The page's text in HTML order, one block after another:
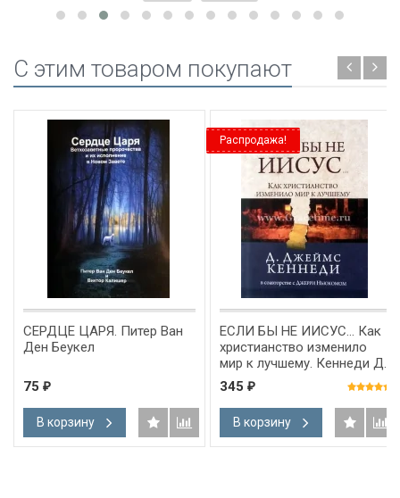
C этим товаром покупают
СЕРДЦЕ ЦАРЯ. Питер Ван
Ден Беукел
75 ₽
В корзину
Распродажа!
ЕСЛИ БЫ НЕ ИИСУС… Как
христианство изменило
мир к лучшему. Кеннеди Д.
Джеймс
345 ₽
В корзину